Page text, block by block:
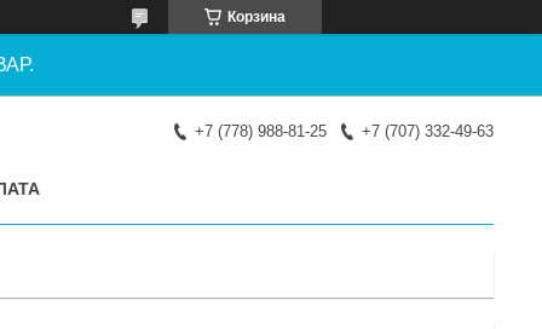
Корзина
+7 (778) 988-81-25 +7 (707) 332-49-63